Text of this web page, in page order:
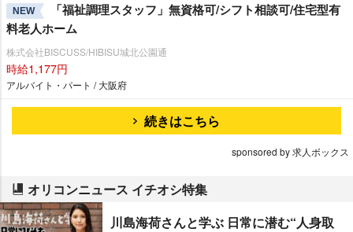
NEW
「福祉調理スタッフ」無資格可/シフト相談可/住宅型有
料老人ホーム
株式会社BISCUSS/HIBISU城北公園通
時給1,177円
アルバイト・パート / 大阪府
続きはこちら
sponsored by 求人ボックス
オリコンニュース イチオシ特集
川島海荷さんと学ぶ 日常に潜む“人身取